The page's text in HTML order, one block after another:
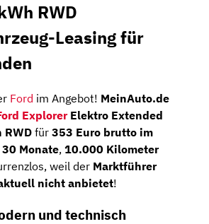
RWD
Leasing für
Ford im Angebot! MeinAuto.de
ExplorerElektro Extended
RWDfür 353 Euro brutto im
30 Monate, 10.000 Kilometer
weil der Marktführer
nicht anbietet!
und technisch